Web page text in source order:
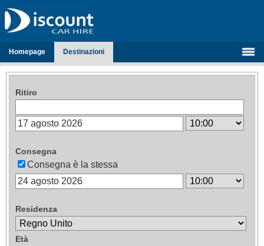
Homepage Destinazioni
Ritiro
Consegna
Consegna è la stessa
Residenza
Età